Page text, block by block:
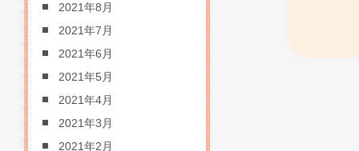
2021年8月
2021年7月
2021年6月
2021年5月
2021年4月
2021年3月
2021年2月